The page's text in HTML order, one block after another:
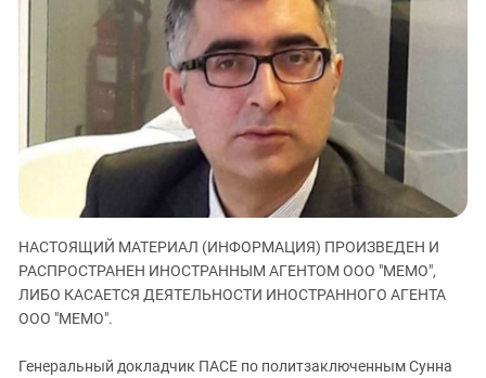
ЗАСТАВЛЯЕТ
КАВКАЗ ЗА ПАЛЕСТИНУ
ИНАКОМЫСЛИЕ В ЧЕЧНЕ
ПРЕСЛЕДОВАНИЕ АКТИВИСТОВ
МОБИЛИЗАЦИЯ И ПРОТЕСТЫ
Ингушетия
Кабардино-Балкария
Карачаево-Черкесия
Краснодарский край
Нагорный Карабах
Российская Федерация
Ростовская область
Северная Осетия - Алания
НАСТОЯЩИЙ МАТЕРИАЛ (ИНФОРМАЦИЯ) ПРОИЗВЕДЕН И
РАСПРОСТРАНЕН ИНОСТРАННЫМ АГЕНТОМ ООО "МЕМО",
ЛИБО КАСАЕТСЯ ДЕЯТЕЛЬНОСТИ ИНОСТРАННОГО АГЕНТА
ООО "МЕМО".
Генеральный докладчик ПАСЕ по политзаключенным Сунна